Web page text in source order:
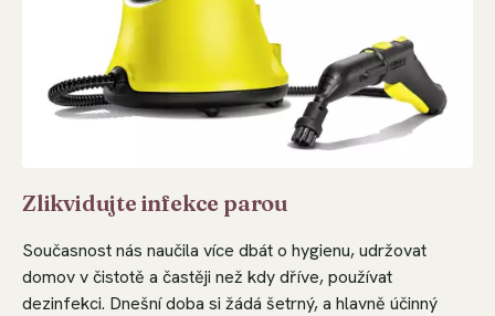
Zlikvidujte infekce parou
Současnost nás naučila více dbát o hygienu, udržovat
domov v čistotě a častěji než kdy dříve, používat
dezinfekci. Dnešní doba si žádá šetrný, a hlavně účinný